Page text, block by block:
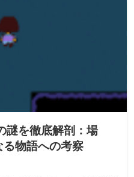
謎を徹底解剖：場
る物語への考察